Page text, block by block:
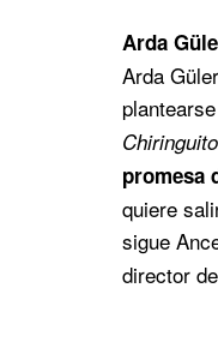
Arda
Arda
promesa
quiere
sigue
director de